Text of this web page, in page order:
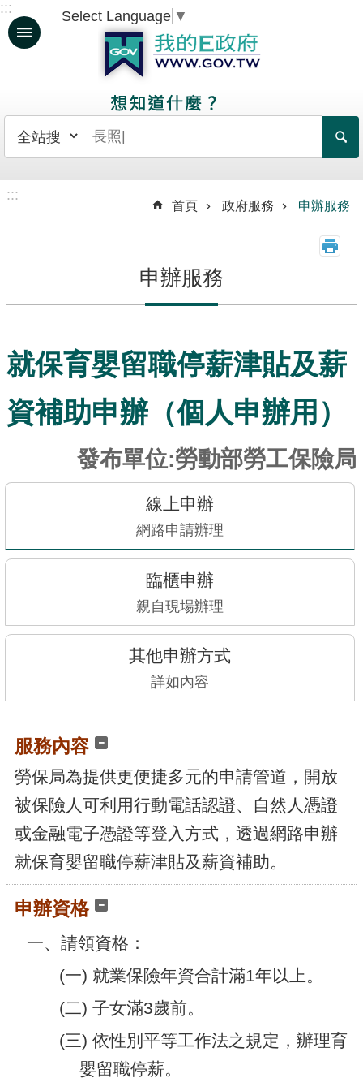
跳到主要內容區塊
常
生
資
訊
發
布
本
能
小
腦
版
::: Select Language ▼
:::
首頁 政府服務 申辦服務
申辦服務
就保育嬰留職停薪津貼及薪
資補助申辦（個人申辦用）
發布單位:勞動部勞工保險局
線上申辦
網路申請辦理
臨櫃申辦
親自現場辦理
其他申辦方式
詳如內容
服務內容
勞保局為提供更便捷多元的申請管道，開放
被保險人可利用行動電話認證、自然人憑證
或金融電子憑證等登入方式，透過網路申辦
就保育嬰留職停薪津貼及薪資補助。
申辦資格
一、請領資格：
(一) 就業保險年資合計滿1年以上。
(二) 子女滿3歲前。
(三) 依性別平等工作法之規定，辦理育
嬰留職停薪。